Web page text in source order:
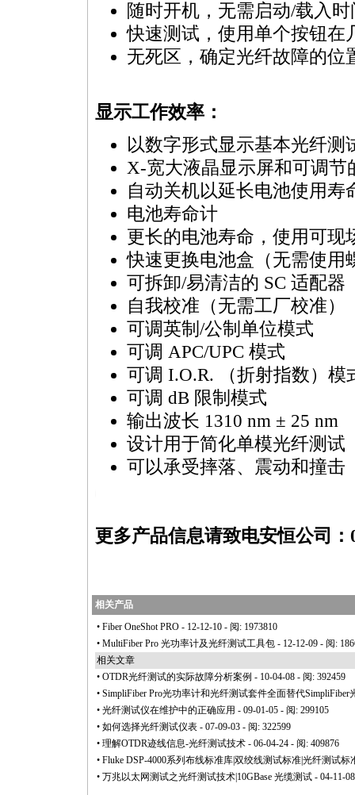
随时开机，无需启动/载入
快速测试，使用单个按钮在
无死区，确定光纤故障的位
显示工作效率：
以数字形式显示基本光纤测
X-宽大液晶显示屏和可调节
自动关机以延长电池使用寿
电池寿命计
更长的电池寿命，使用可
快速更换电池盒（无需使用
可拆卸/易清洁的 SC 适配器
自我校准（无需工厂校准）
可调英制/公制单位模式
可调 APC/UPC 模式
可调 I.O.R. （折射指数）模
可调 dB 限制模式
输出波长 1310 nm ± 25 nm
设计用于简化单模光纤测试
可以承受摔落、震动和撞击
更多产品信息请致电安恒公司：
相关产品
• Fiber OneShot PRO - 12-12-10 - 阅: 1973810
• MultiFiber Pro 光功率计及光纤测试工具包 - 12-12-09 - 阅:
相关文章
• OTDR光纤测试的实际故障分析案例 - 10-04-08 - 阅: 392459
• SimpliFiber Pro光功率计和光纤测试套件全面替代SimpliFiber
• 光纤测试仪在维护中的正确应用 - 09-01-05 - 阅: 299105
• 如何选择光纤测试仪表 - 07-09-03 - 阅: 322599
• 理解OTDR迹线信息-光纤测试技术 - 06-04-24 - 阅: 409876
• Fluke DSP-4000系列布线标准库|双绞线测试标准|光纤测试标
• 万兆以太网测试之光纤测试技术|10GBase 光缆测试 - 04-11-